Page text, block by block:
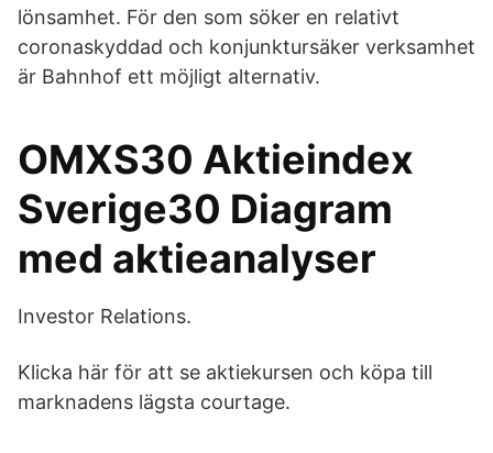
lönsamhet. För den som söker en relativt
coronaskyddad och konjunktursäker verksamhet
är Bahnhof ett möjligt alternativ.
OMXS30 Aktieindex
Sverige30 Diagram
med aktieanalyser
Investor Relations.
Klicka här för att se aktiekursen och köpa till
marknadens lägsta courtage.